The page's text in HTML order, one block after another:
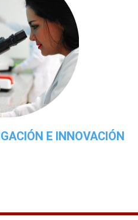
E INNOVACIÓN